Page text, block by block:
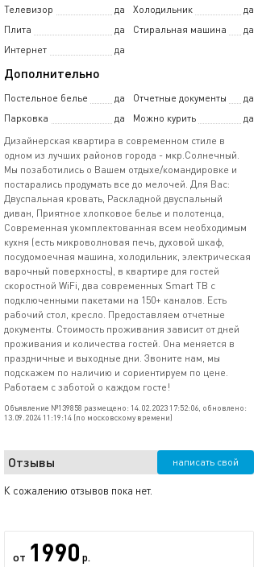
Телевизор да Холодильник
да
Плита
да Стиральная машина
да
Интернет
да
Дополнительно
Постельное белье да Отчетные документы
да
Парковка
да Можно курить
да
Дизайнерская квартира в современном стиле в
одном из лучших районов города - мкр.Солнечный.
Мы позаботились о Вашем отдыхе/командировке и
постарались продумать все до мелочей. Для Вас:
Двуспальная кровать, Раскладной двуспальный
диван, Приятное хлопковое белье и полотенца,
Современная укомплектованная всем необходимым
кухня (есть микроволновая печь, духовой шкаф,
посудомоечная машина, холодильник, электрическая
варочный поверхность), в квартире для гостей
скоростной WiFi, два современных Smart ТВ с
подключенными пакетами на 150+ каналов. Есть
рабочий стол, кресло. Предоставляем отчетные
документы. Стоимость проживания зависит от дней
проживания и количества гостей. Она меняется в
праздничные и выходные дни. Звоните нам, мы
подскажем по наличию и сориентируем по цене.
Работаем с заботой о каждом госте!
Объявление №139858 размещено: 14.02.2023 17:52:06, обновлено:
13.09.2024 11:19:14 (по московскому времени)
Отзывы написать свой
К сожалению отзывов пока нет.
от 1990 р.